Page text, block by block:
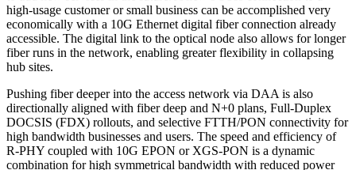
high-usage customer or small business can be accomplished very
economically with a 10G Ethernet digital fiber connection already
accessible. The digital link to the optical node also allows for longer
fiber runs in the network, enabling greater flexibility in collapsing
hub sites.
Pushing fiber deeper into the access network via DAA is also
directionally aligned with fiber deep and N+0 plans, Full-Duplex
DOCSIS (FDX) rollouts, and selective FTTH/PON connectivity for
high bandwidth businesses and users. The speed and efficiency of
R-PHY coupled with 10G EPON or XGS-PON is a dynamic
combination for high symmetrical bandwidth with reduced power